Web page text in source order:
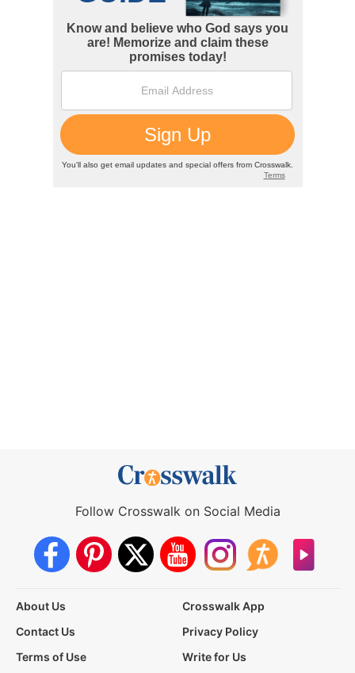
Follow Crosswalk on Social Media
About Us
Crosswalk App
Contact Us
Privacy Policy
Terms of Use
Write for Us